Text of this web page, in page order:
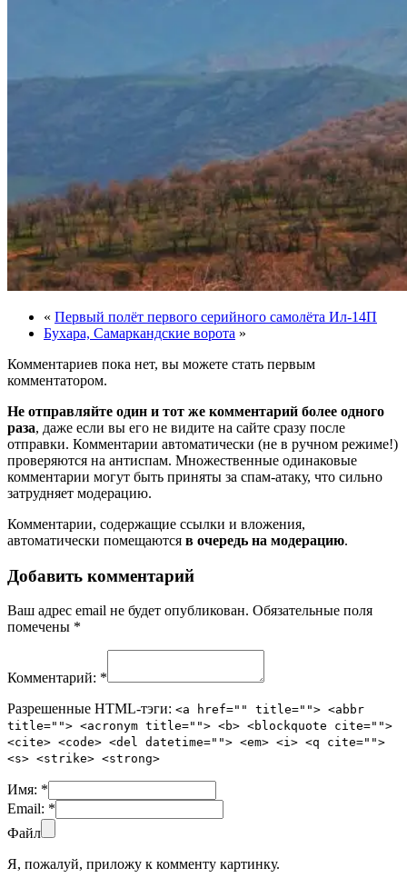
« Первый полёт первого серийного самолёта Ил-14П
Бухара, Самаркандские ворота »
Комментариев пока нет, вы можете стать первым
комментатором.
Не отправляйте один и тот же комментарий более одного
раза, даже если вы его не видите на сайте сразу после
отправки. Комментарии автоматически (не в ручном режиме!)
проверяются на антиспам. Множественные одинаковые
комментарии могут быть приняты за спам-атаку, что сильно
затрудняет модерацию.
Комментарии, содержащие ссылки и вложения,
автоматически помещаются в очередь на модерацию.
Добавить комментарий
Ваш адрес email не будет опубликован. Обязательные поля
помечены *
Комментарий: *
Разрешенные HTML-тэги: <a href="" title=""> <abbr
title=""> <acronym title=""> <b> <blockquote cite="">
<cite> <code> <del datetime=""> <em> <i> <q cite="">
<s> <strike> <strong>
Имя: *
Email: *
Файл
Я, пожалуй, приложу к комменту картинку.